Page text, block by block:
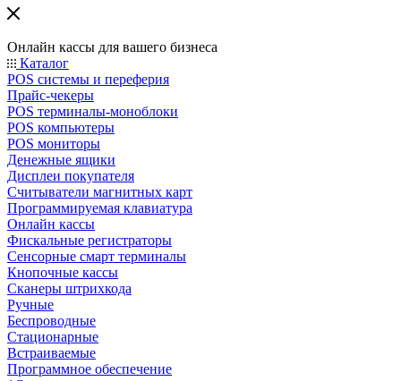
Онлайн кассы для вашего бизнеса
Каталог
POS системы и переферия
Прайс-чекеры
POS терминалы-моноблоки
POS компьютеры
POS мониторы
Денежные ящики
Дисплеи покупателя
Считыватели магнитных карт
Программируемая клавиатура
Онлайн кассы
Фискальные регистраторы
Сенсорные смарт терминалы
Кнопочные кассы
Сканеры штрихкода
Ручные
Беспроводные
Стационарные
Встраиваемые
Программное обеспечение